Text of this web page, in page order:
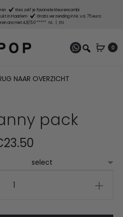
Kies zelf je favoriete kleurencombi
in Haarlem
Gratis verzending in NL v.a. 75 euro
ons met 4,8/5.0 ***** NL EN
0
NAAR OVERZICHT
pack
23.50